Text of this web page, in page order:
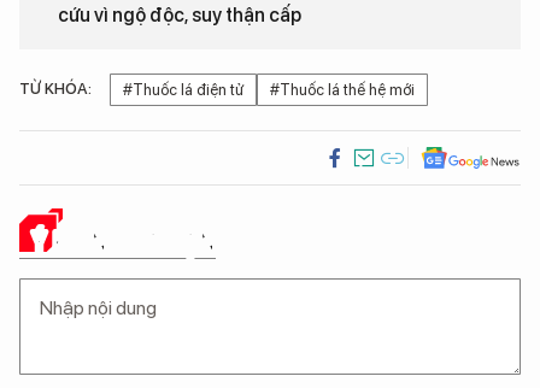
cứu vì ngộ độc, suy thận cấp
TỪ KHÓA: #Thuốc lá điện tử #Thuốc lá thế hệ mới
Ý KIẾN CỦA BẠN